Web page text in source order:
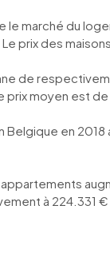
le marché du
prix des
de
prix moyen est
en
à